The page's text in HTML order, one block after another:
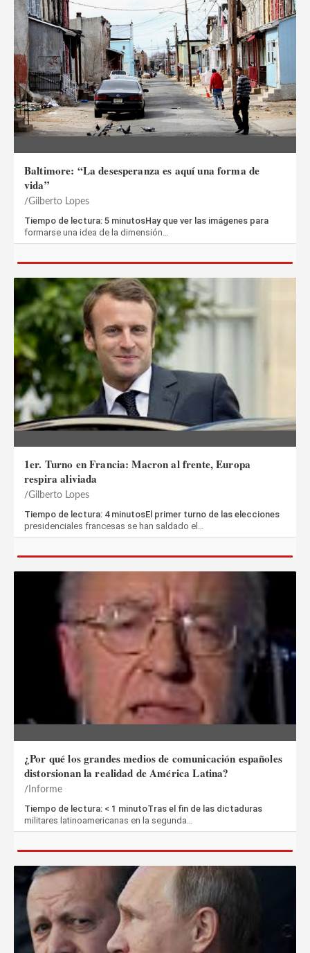
Baltimore: “La desesperanza es aquí una forma de
vida”
Gilberto Lopes
Tiempo de lectura: 5 minutosHay que ver las imágenes para
formarse una idea de la dimensión…
1er. Turno en Francia: Macron al frente, Europa
respira aliviada
Gilberto Lopes
Tiempo de lectura: 4 minutosEl primer turno de las elecciones
presidenciales francesas se han saldado el…
¿Por qué los grandes medios de comunicación españoles
distorsionan la realidad de América Latina?
Informe
Tiempo de lectura: < 1 minutoTras el fin de las dictaduras
militares latinoamericanas en la segunda…